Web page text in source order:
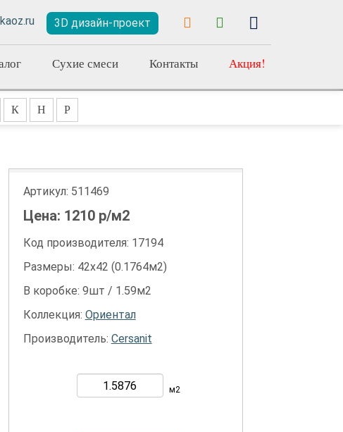
3D дизайн-проект
Сухие смеси Контакты Акция!
К Н Р
Артикул: 511469
Цена: 1210р/м2
Код производителя: 17194
Размеры: 42х42 (0.1764м2)
В коробке: 9шт / 1.59м2
Коллекция: Ориентал
Производитель: Cersanit
м2